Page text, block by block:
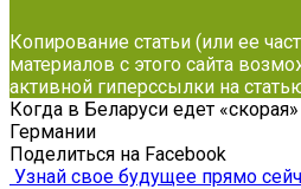
Копирование статьи (или ее
материалов с этого сайта
активной гиперссылки на
Когда в Беларуси едет
Германии
Поделиться на Facebook
Узнай свое будущее прямо